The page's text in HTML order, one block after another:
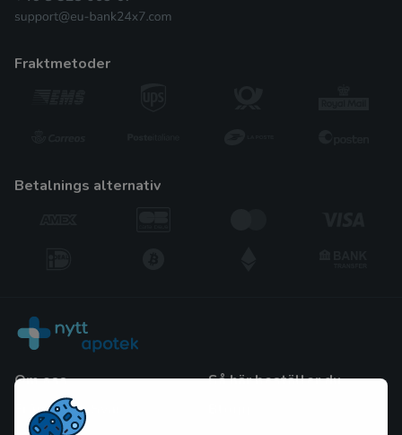
fraktmetoder
betalnings alternativ
Om oss
Frågor och Svar
Så här beställer du